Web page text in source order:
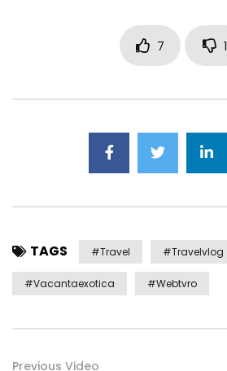
7 1
TAGS #travel #travelvlog
#vacantaexotica #webtvro
Previous Video